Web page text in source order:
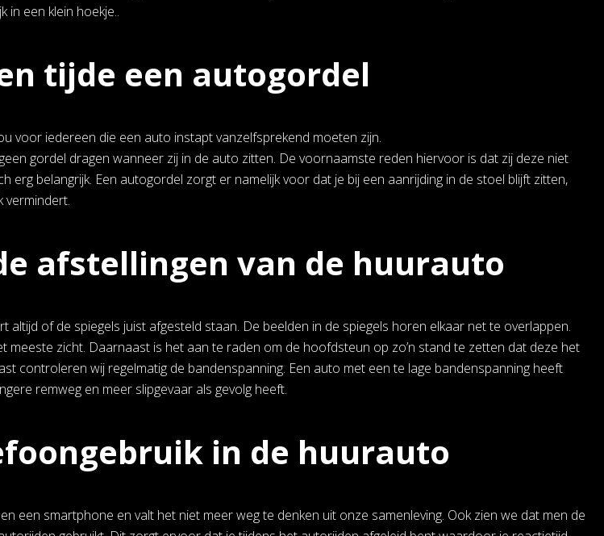
in een klein hoekje..
tijde een autogordel
voor iedereen die een auto instapt vanzelfsprekend moeten zijn.
gordel dragen wanneer zij in de auto zitten. De voornaamste reden hiervoor is dat zij deze niet
erg belangrijk. Een autogordel zorgt er namelijk voor dat je bij een aanrijding in de stoel blijft zitten,
vermindert.
afstellingen van de huurauto
of de spiegels juist afgesteld staan. De beelden in de spiegels horen elkaar net te overlappen.
meeste zicht. Daarnaast is het aan te raden om de hoofdsteun op zo’n stand te zetten dat deze het
controleren wij regelmatig de bandenspanning. Een auto met een te lage bandenspanning heeft
remweg en meer slipgevaar als gevolg heeft.
in de huurauto
een smartphone en valt het niet meer weg te denken uit onze samenleving. Ook zien we dat men de